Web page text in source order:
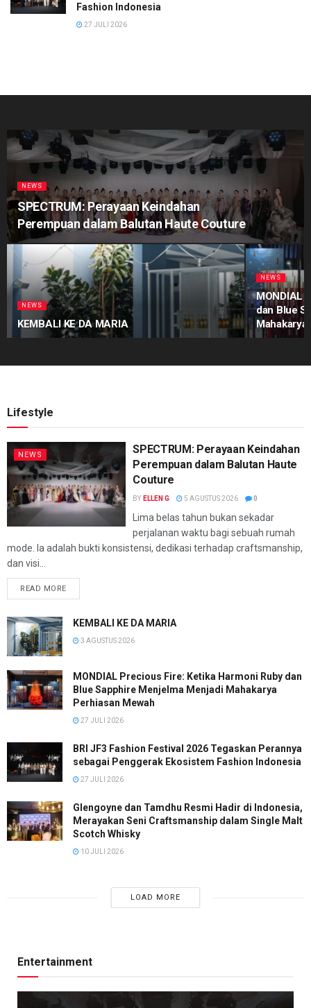
Fashion Indonesia
27 JULI 2026
NEWS
SPECTRUM: Perayaan Keindahan
Perempuan dalam Balutan Haute Couture
NEWS
KEMBALI KE DA MARIA
NEWS
MONDIAL
dan Blue
Mahakarya
Lifestyle
NEWS
SPECTRUM: Perayaan Keindahan
Perempuan dalam Balutan Haute
Couture
BY ELLEN G 5 AGUSTUS 2026 0
Lima belas tahun bukan sekadar
perjalanan waktu bagi sebuah rumah
mode. Ia adalah bukti konsistensi, dedikasi terhadap craftsmanship,
dan visi...
READ MORE
KEMBALI KE DA MARIA
3 AGUSTUS 2026
MONDIAL Precious Fire: Ketika Harmoni Ruby dan
Blue Sapphire Menjelma Menjadi Mahakarya
Perhiasan Mewah
27 JULI 2026
BRI JF3 Fashion Festival 2026 Tegaskan Perannya
sebagai Penggerak Ekosistem Fashion Indonesia
27 JULI 2026
Glengoyne dan Tamdhu Resmi Hadir di Indonesia,
Merayakan Seni Craftsmanship dalam Single Malt
Scotch Whisky
10 JULI 2026
LOAD MORE
Entertainment